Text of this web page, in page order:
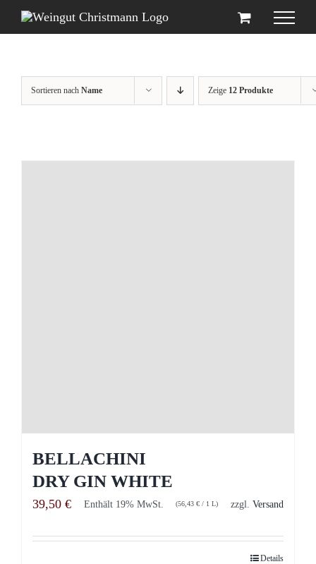
Zum
Inhalt
Sortieren nach Name Zeige 12 Produkte
BELLACHINI
DRY GIN WHITE
39,50 € Enthält 19% MwSt. (56,43€ / 1 L) zzgl. Versand
Details